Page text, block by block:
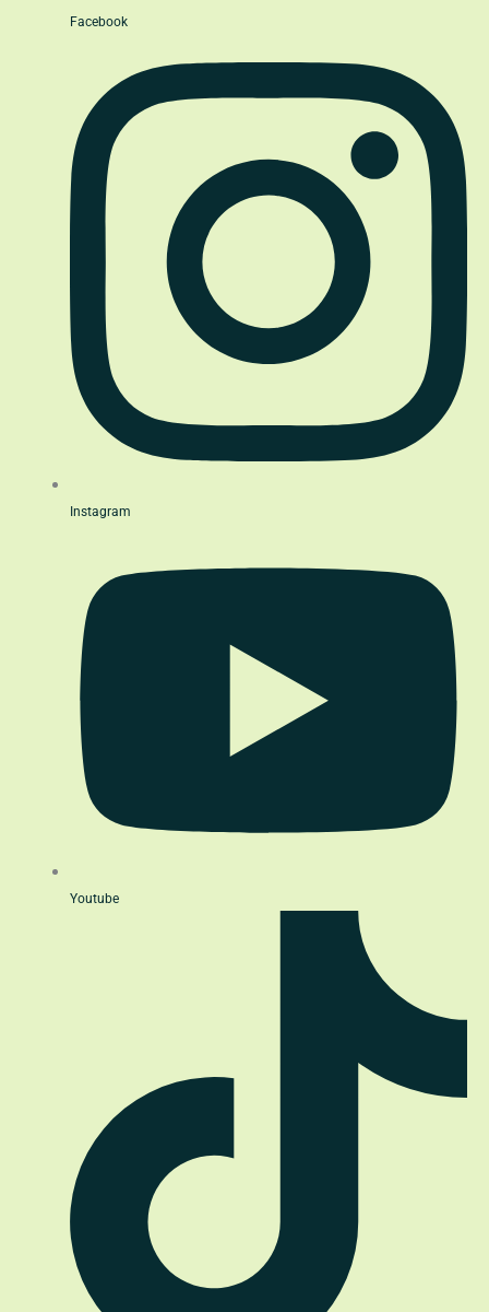
Facebook
Instagram
Youtube